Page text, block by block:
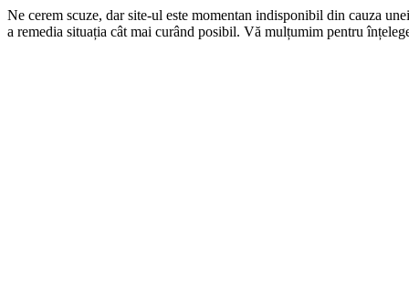
Ne cerem scuze, dar site-ul este momentan indisponibil din cauza
a remedia situația cât mai curând posibil. Vă mulțumim pentru